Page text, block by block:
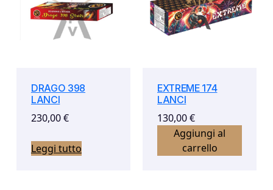
DRAGO 398
LANCI
230,00€
Leggi tutto
EXTREME 174
LANCI
130,00€
Aggiungi al
carrello